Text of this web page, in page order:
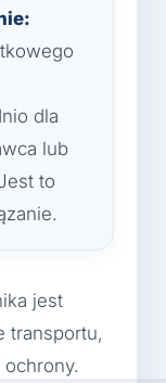
dla
lub
to
jest
transportu,